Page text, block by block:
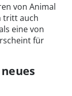
von Animal
tritt auch
eine von
für